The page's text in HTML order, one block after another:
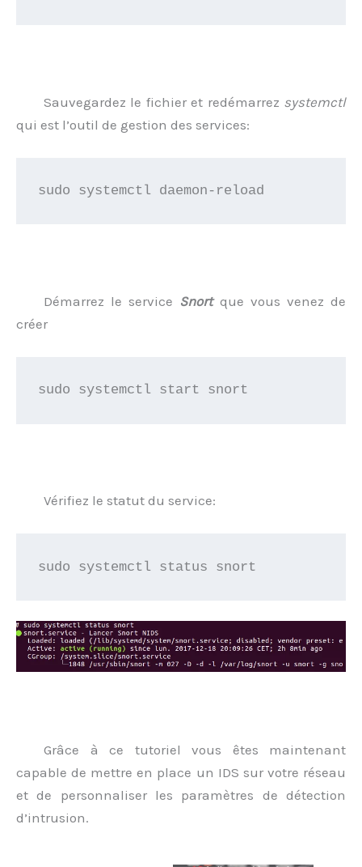
Sauvegardez le fichier et redémarrez systemctl
qui est l’outil de gestion des services:
sudo systemctl daemon-reload
Démarrez le service Snortque vous venez de
créer
sudo systemctl start snort
Vérifiez le statut du service:
sudo systemctl status snort
Grâce à ce tutoriel vous êtes maintenant
capable de mettre en place un IDS sur votre réseau
et de personnaliser les paramètres de détection
d’intrusion.